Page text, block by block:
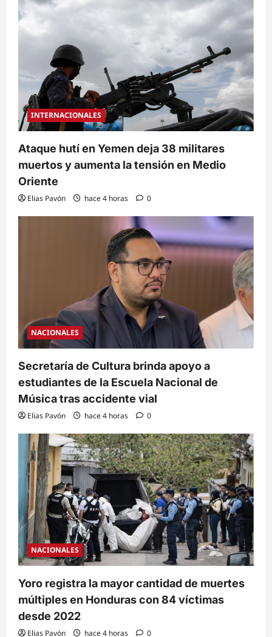
INTERNACIONALES
Ataque hutí en Yemen deja 38 militares
muertos y aumenta la tensión en Medio
Oriente
Elias Pavón hace 4 horas 0
NACIONALES
Secretaría de Cultura brinda apoyo a
estudiantes de la Escuela Nacional de
Música tras accidente vial
Elias Pavón hace 4 horas 0
NACIONALES
Yoro registra la mayor cantidad de muertes
múltiples en Honduras con 84 víctimas
desde 2022
Elias Pavón hace 4 horas 0